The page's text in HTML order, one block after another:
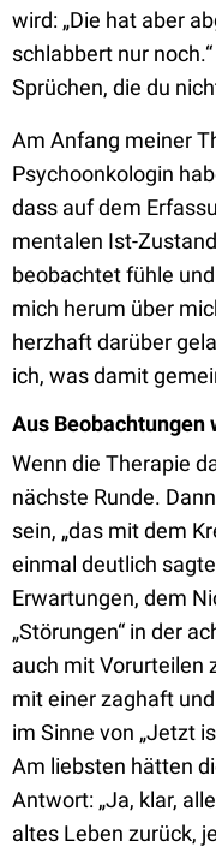
wird: „Die hat aber
schlabbert nur
Sprüchen, die du
Am Anfang meiner
Psychoonkologin
dass auf dem
mentalen Ist-
beobachtet fühle
mich herum über
herzhaft darüber
ich, was damit
Aus Beobachtungen
Wenn die Therapie
nächste Runde.
sein, „das mit dem
einmal deutlich
Erwartungen, dem
„Störungen“ in der
auch mit Vorurteilen
mit einer zaghaft
im Sinne von „Jetzt
Am liebsten hätten
Antwort: „Ja, klar,
altes Leben zurück,